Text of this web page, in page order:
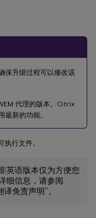
保升级过程可以修改该
代理的版本。Citrix
最新的功能。
行文件。
英语版本仅为方便您
细信息，请参阅
译免责声明”。